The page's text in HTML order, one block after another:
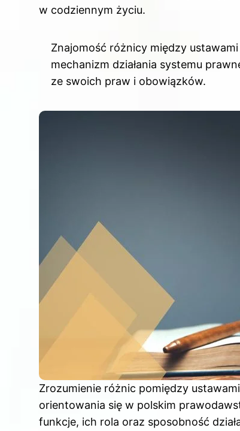
w codziennym życiu.
Znajomość różnicy między
mechanizm działania systemu
ze swoich praw i obowiązków.
Zrozumienie różnic pomiędzy
orientowania się w polskim
funkcje, ich rola oraz sposobność